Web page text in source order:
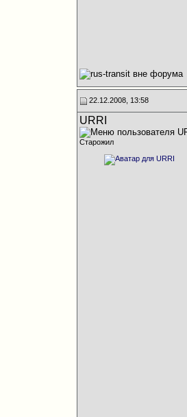
22.12.2008, 13:58
URRI
Старожил